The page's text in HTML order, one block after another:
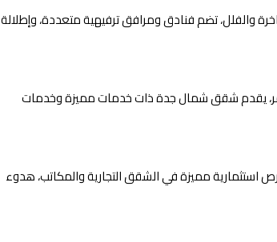
والفلل، تضم فنادق ومرافق ترفيهية متعددة، وإطلالة
يقدم شقق شمال جدة ذات خدمات مميزة وخدمات
استثمارية مميزة في الشقق التجارية والمكاتب، هدوء